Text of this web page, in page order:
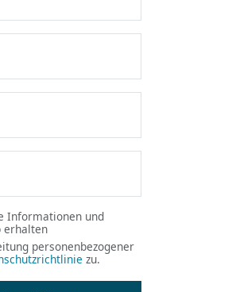
Informationen und
erhalten
personenbezogener
zu.